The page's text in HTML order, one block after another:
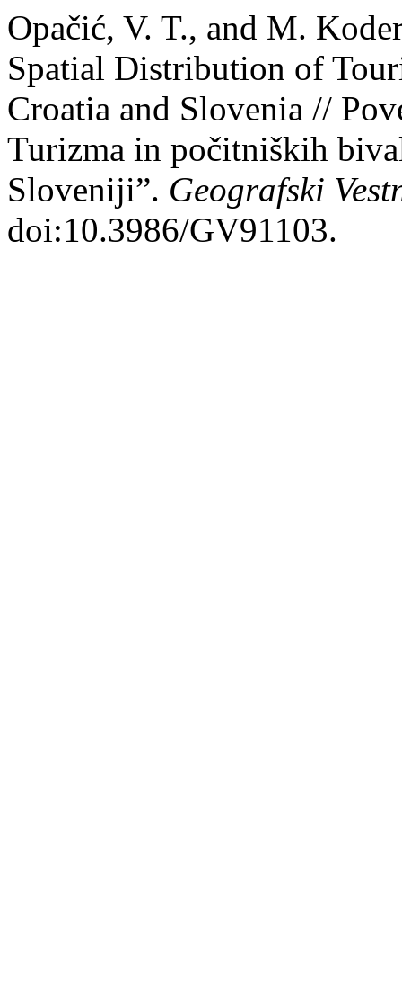
Opačić, V. T., and M.
Spatial Distribution of
Croatia and Slovenia //
Turizma in počitniških
Sloveniji”. Geografski
doi:10.3986/GV91103.